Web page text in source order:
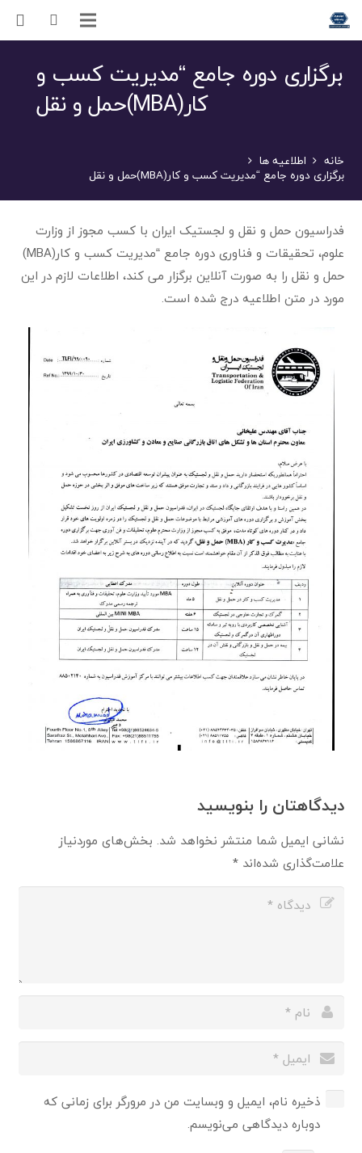
برگزاری دوره جامع “مدیریت کسب و
کار(MBA)حمل و نقل
خانه اطلاعیه ها
برگزاری دوره جامع “مدیریت کسب و کار(MBA)حمل و نقل
فدراسیون حمل و نقل و لجستیک ایران با کسب مجوز از وزارت
علوم، تحقیقات و فناوری دوره جامع “مدیریت کسب و کار(MBA)
حمل و نقل را به صورت آنلاین برگزار می کند، اطلاعات لازم در این
مورد در متن اطلاعیه درج شده است.
دیدگاهتان را بنویسید
نشانی ایمیل شما منتشر نخواهد شد. بخش‌های موردنیاز
علامت‌گذاری شده‌اند*
ذخیره نام، ایمیل و وبسایت من در مرورگر برای زمانی که
دوباره دیدگاهی می‌نویسم.